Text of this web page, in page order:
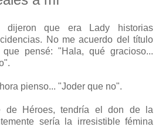
que era Lady historias
No me acuerdo del título
pensé: "Hala, qué gracioso...
pienso... "Joder que no".
de Héroes, tendría el don de la
sería la irresistible fémina